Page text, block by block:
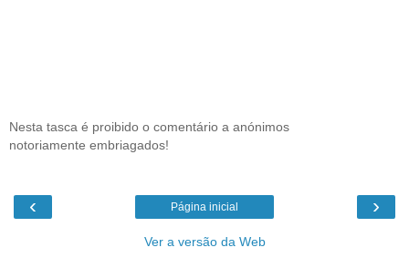
Nesta tasca é proibido o comentário a anónimos
notoriamente embriagados!
‹ ›
Página inicial
Ver a versão da Web